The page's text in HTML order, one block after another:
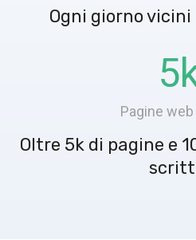
Ogni giorno
5
Pagine
Oltre 5k di pagine e